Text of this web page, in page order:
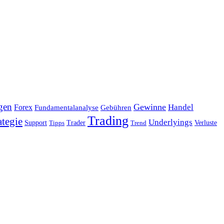
Forex Fundamentalanalyse Gebühren Gewinne Handel
Support Tipps Trader Trading Trend Underlyings Verluste